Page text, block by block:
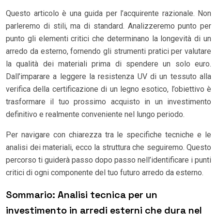
Questo articolo è una guida per l’acquirente razionale. Non
parleremo di stili, ma di standard. Analizzeremo punto per
punto gli elementi critici che determinano la longevità di un
arredo da esterno, fornendo gli strumenti pratici per valutare
la qualità dei materiali prima di spendere un solo euro.
Dall’imparare a leggere la resistenza UV di un tessuto alla
verifica della certificazione di un legno esotico, l’obiettivo è
trasformare il tuo prossimo acquisto in un investimento
definitivo e realmente conveniente nel lungo periodo.
Per navigare con chiarezza tra le specifiche tecniche e le
analisi dei materiali, ecco la struttura che seguiremo. Questo
percorso ti guiderà passo dopo passo nell’identificare i punti
critici di ogni componente del tuo futuro arredo da esterno.
Sommario: Analisi tecnica per un
investimento in arredi esterni che dura nel